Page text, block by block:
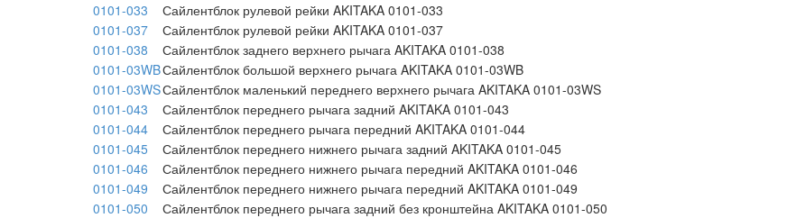
0101-033
Сайлентблок рулевой рейки AKITAKA 0101-033
0101-037
Сайлентблок рулевой рейки AKITAKA 0101-037
0101-038
Сайлентблок заднего верхнего рычага AKITAKA 0101-038
0101-03WBСайлентблок большой верхнего рычага AKITAKA 0101-03WB
0101-03WSСайлентблок маленький переднего верхнего рычага AKITAKA 0101-03WS
0101-043
Сайлентблок переднего рычага задний AKITAKA 0101-043
0101-044
Сайлентблок переднего рычага передний AKITAKA 0101-044
0101-045
Сайлентблок переднего нижнего рычага задний AKITAKA 0101-045
0101-046
Сайлентблок переднего нижнего рычага передний AKITAKA 0101-046
0101-049
Сайлентблок переднего нижнего рычага передний AKITAKA 0101-049
0101-050
Сайлентблок переднего рычага задний без кронштейна AKITAKA 0101-050